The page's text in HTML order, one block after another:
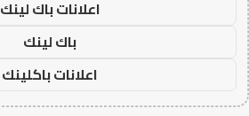
اعلانات باك لينك
باك لينك
اعلانات باكلينك